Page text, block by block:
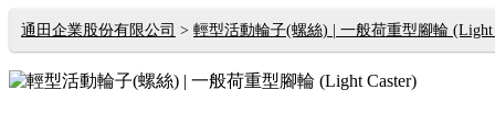
通田企業股份有限公司 輕型活動輪子(螺絲) | 一般荷重型腳輪 (Light